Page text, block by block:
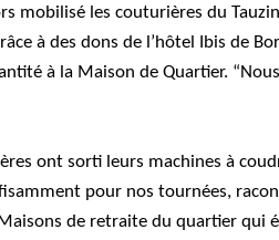
mobilisé les couturières du
à des dons de l’hôtel Ibis de
à la Maison de Quartier.
ont sorti leurs machines à
pour nos tournées,
Maisons de retraite du quartier qui